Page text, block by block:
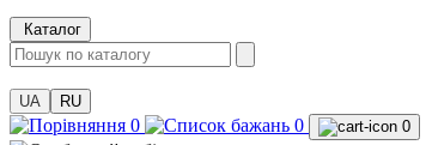
Каталог
UA RU
0 0 0